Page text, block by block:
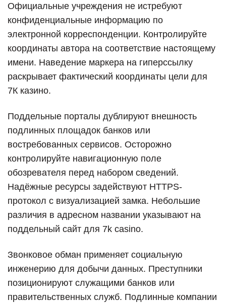
Официальные учреждения не истребуют
конфиденциальные информацию по
электронной корреспонденции. Контролируйте
координаты автора на соответствие настоящему
имени. Наведение маркера на гиперссылку
раскрывает фактический координаты цели для
7К казино.
Поддельные порталы дублируют внешность
подлинных площадок банков или
востребованных сервисов. Осторожно
контролируйте навигационную поле
обозревателя перед набором сведений.
Надёжные ресурсы задействуют HTTPS-
протокол с визуализацией замка. Небольшие
различия в адресном названии указывают на
поддельный сайт для 7k casino.
Звонковое обман применяет социальную
инженерию для добычи данных. Преступники
позиционируют служащими банков или
правительственных служб. Подлинные компании